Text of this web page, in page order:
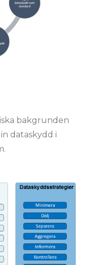
bakgrunden
dataskydd i